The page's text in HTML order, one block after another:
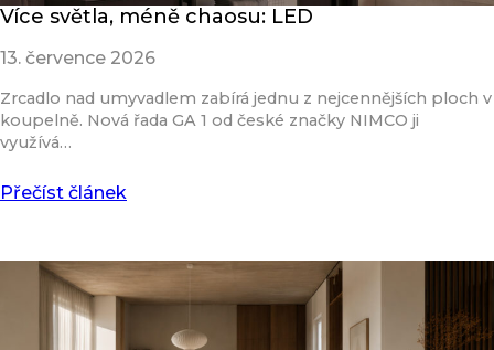
Více světla, méně chaosu: LED
13. července 2026
Zrcadlo nad umyvadlem zabírá jednu z nejcennějších ploch v
koupelně. Nová řada GA 1 od české značky NIMCO ji
využívá…
Přečíst článek